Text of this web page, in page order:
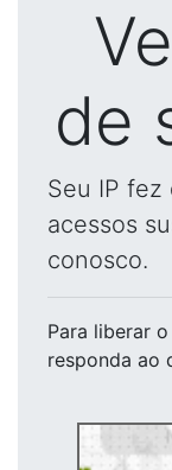
de
Seu IP fez
acessos
conosco.
Para liberar
responda ao